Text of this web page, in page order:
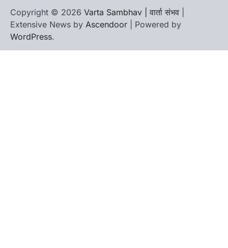
Copyright © 2026 Varta Sambhav | वार्ता संभव
Extensive News by Ascendoor | Powered by
WordPress.